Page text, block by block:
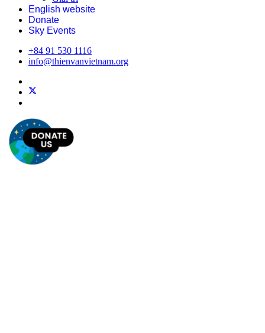
English website
Donate
Sky Events
+84 91 530 1116
info@thienvanvietnam.org